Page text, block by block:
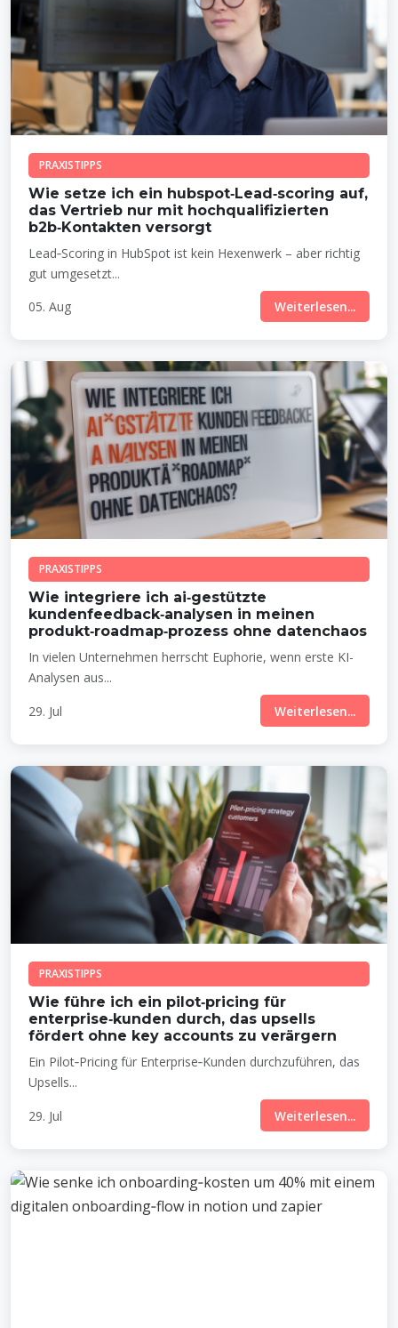
PRAXISTIPPS
Wie setze ich ein hubspot‑Lead‑scoring auf,
das Vertrieb nur mit hochqualifizierten
b2b‑Kontakten versorgt
Lead‑Scoring in HubSpot ist kein Hexenwerk – aber richtig
gut umgesetzt...
05. Aug
Weiterlesen...
PRAXISTIPPS
Wie integriere ich ai‑gestützte
kundenfeedback‑analysen in meinen
produkt‑roadmap‑prozess ohne datenchaos
In vielen Unternehmen herrscht Euphorie, wenn erste KI-
Analysen aus...
29. Jul
Weiterlesen...
PRAXISTIPPS
Wie führe ich ein pilot‑pricing für
enterprise‑kunden durch, das upsells
fördert ohne key accounts zu verärgern
Ein Pilot‑Pricing für Enterprise‑Kunden durchzuführen, das
Upsells...
29. Jul
Weiterlesen...